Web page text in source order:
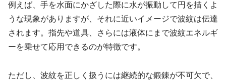
例えば、手を水面にかざした際に水が振動して円を描くよ
うな現象がありますが、それに近いイメージで波紋は伝達
されます。指先や道具、さらには液体にまで波紋エネルギ
ーを乗せて応用できるのが特徴です。
ただし、波紋を正しく扱うには継続的な鍛錬が不可欠で、